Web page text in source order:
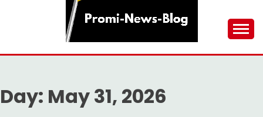
PROMI-NEWS-BLOG
Day: May 31, 2026